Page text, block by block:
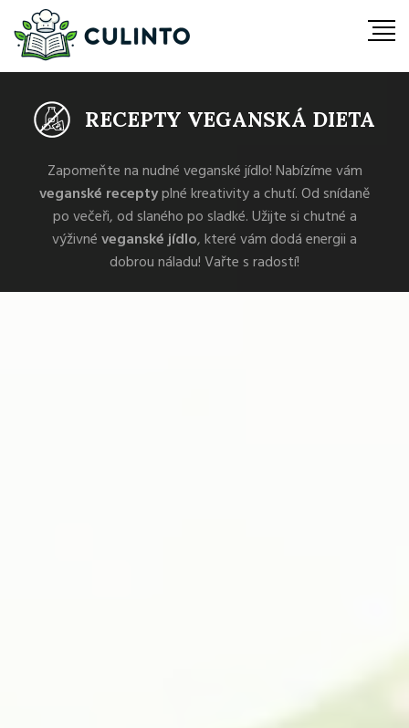
RECEPTY VEGANSKÁ DIETA
Zapomeňte na nudné veganské jídlo! Nabízíme vám
veganské receptyplné kreativity a chutí. Od snídaně
po večeři, od slaného po sladké. Užijte si chutné a
výživnéveganské jídlo, které vám dodá energii a
dobrou náladu! Vařte s radostí!